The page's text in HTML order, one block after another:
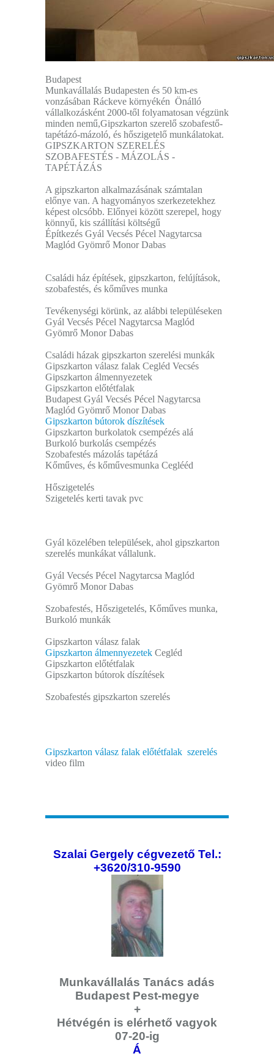
Budapest
Munkavállalás Budapesten és 50 km-es
vonzásában Ráckeve környékén Önálló
vállalkozásként 2000-től folyamatosan végzünk
minden nemű,Gipszkarton szerelő szobafestő-
tapétázó-mázoló, és hőszigetelő munkálatokat.
GIPSZKARTON SZERELÉS
SZOBAFESTÉS - MÁZOLÁS -
TAPÉTÁZÁS
A gipszkarton alkalmazásának számtalan
előnye van. A hagyományos szerkezetekhez
képest olcsóbb. Előnyei között szerepel, hogy
könnyű, kis szállítási költségű
Építkezés Gyál Vecsés Pécel Nagytarcsa
Maglód Gyömrő Monor Dabas
Családi ház építések, gipszkarton, felújítások,
szobafestés, és kőműves munka
Tevékenységi körünk, az alábbi településeken
Gyál Vecsés Pécel Nagytarcsa Maglód
Gyömrő Monor Dabas
Családi házak gipszkarton szerelési munkák
Gipszkarton válasz falak Cegléd Vecsés
Gipszkarton álmennyezetek
Gipszkarton előtétfalak
Budapest Gyál Vecsés Pécel Nagytarcsa
Maglód Gyömrő Monor Dabas
Gipszkarton bútorok díszítések
Gipszkarton burkolatok csempézés alá
Burkoló burkolás csempézés
Szobafestés mázolás tapétázá
Kőműves, és kőművesmunka Ceglééd
Hőszigetelés
Szigetelés kerti tavak pvc
Gyál közelében települések, ahol gipszkarton
szerelés munkákat vállalunk.
Gyál Vecsés Pécel Nagytarcsa Maglód
Gyömrő Monor Dabas
Szobafestés, Hőszigetelés, Kőműves munka,
Burkoló munkák
Gipszkarton válasz falak
Gipszkarton álmennyezetek Cegléd
Gipszkarton előtétfalak
Gipszkarton bútorok díszítések
Szobafestés gipszkarton szerelés
Gipszkarton válasz falak előtétfalak szerelés
video film
Szalai Gergely cégvezető Tel.:
+3620/310-9590
Munkavállalás Tanács adás
Budapest Pest-megye
+
Hétvégén is elérhető vagyok
07-20-ig
Á